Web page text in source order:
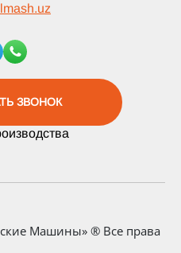
ЗВОНОК
Машины» ® Все права